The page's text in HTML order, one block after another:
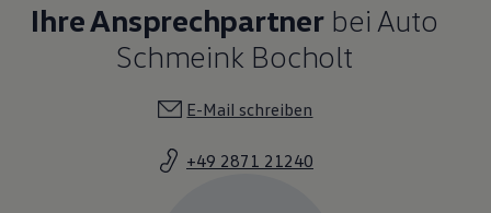
Ihre Ansprechpartnerbei Auto
Schmeink Bocholt
E-Mail schreiben
+49 2871 21240